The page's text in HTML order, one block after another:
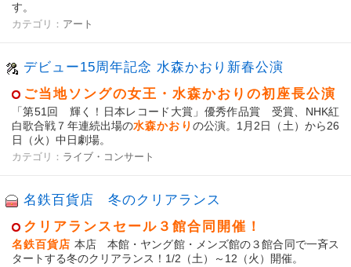
す。
カテゴリ： アート
デビュー15周年記念 水森かおり新春公演
ご当地ソングの女王・水森かおりの初座長公演
「第51回 輝く！日本レコード大賞」優秀作品賞 受賞、NHK紅
白歌合戦７年連続出場の水森かおり の公演。1月2日（土）から26
日（火）中日劇場。
カテゴリ： ライブ・コンサート
名鉄百貨店 冬のクリアランス
クリアランスセール３館合同開催！
名鉄百貨店 本店 本館・ヤング館・メンズ館の３館合同で一斉ス
タートする冬のクリアランス！1/2（土）～12（火）開催。